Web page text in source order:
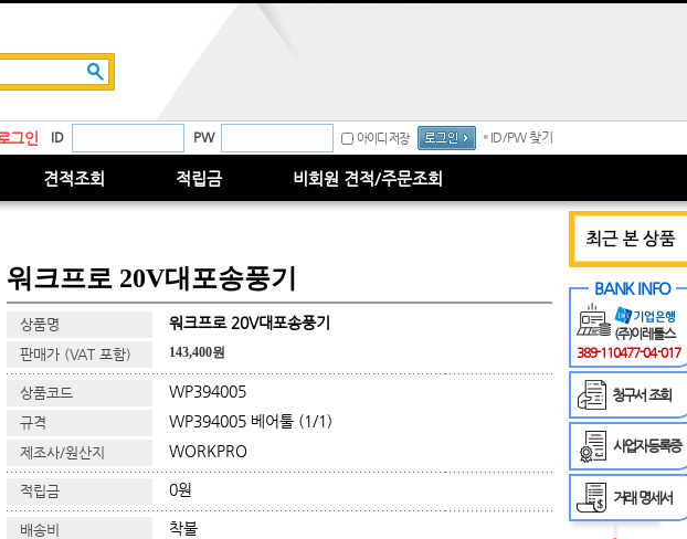
그인 ID PW 아이디 저장 ID/PW 찾기
견적조회 적립금 비회원 견적/주문조회
워크프로 20V대포송풍기
상품명 워크프로 20V대포송풍기
판매가 (VAT 포함) 143,400원
상품코드 WP394005
규격 WP394005 베어툴 (1/1)
제조사/원산지 WORKPRO
적립금 0원
배송비 착불
BANK INFO
(주)이레툴스
389-110477-04-017
청구서 조회
사업자등록증
거래 명세서